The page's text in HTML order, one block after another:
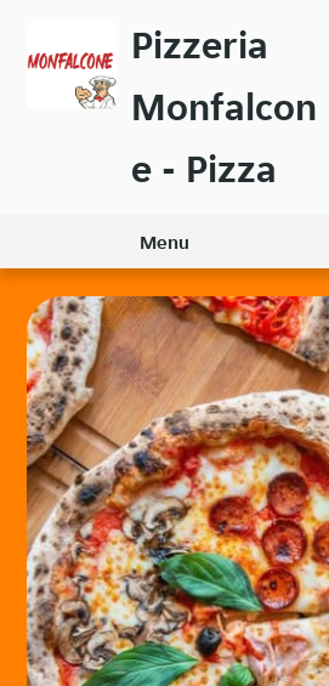
contenuto
principale
Pizzeria
Monfalcon
e - Pizza
Menu